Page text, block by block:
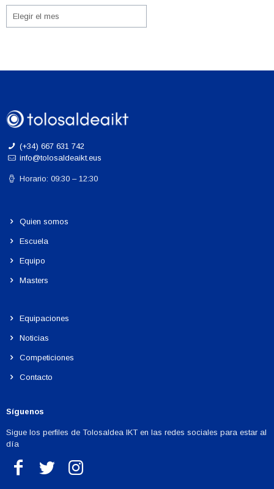
(+34) 667 631 742
info@tolosaldeaikt.eus
Horario: 09:30 – 12:30
Quien somos
Escuela
Equipo
Masters
Equipaciones
Noticias
Competiciones
Contacto
Síguenos
Sigue los perfiles de Tolosaldea IKT en las redes sociales para estar al
día